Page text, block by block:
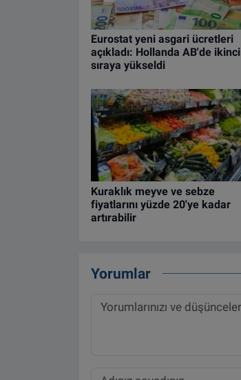
Eurostat yeni asgari ücretleri
açıkladı: Hollanda AB'de ikinci
sıraya yükseldi
Kuraklık meyve ve sebze
fiyatlarını yüzde 20'ye kadar
artırabilir
Yorumlar